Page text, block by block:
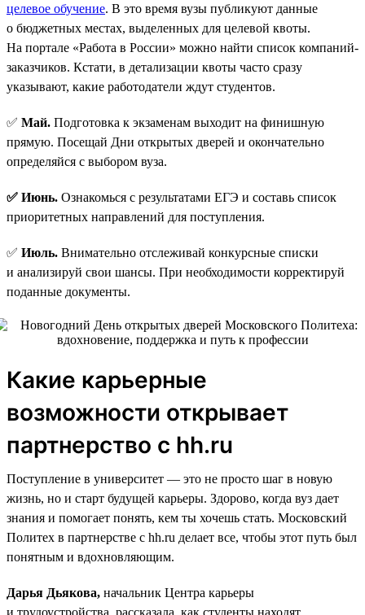
целевое обучение. В это время вузы публикуют данные
о бюджетных местах, выделенных для целевой квоты.
На портале «Работа в России» можно найти список компаний-
заказчиков. Кстати, в детализации квоты часто сразу
указывают, какие работодатели ждут студентов.
✅ Май. Подготовка к экзаменам выходит на финишную
прямую. Посещай Дни открытых дверей и окончательно
определяйся с выбором вуза.
✅ Июнь. Ознакомься с результатами ЕГЭ и составь список
приоритетных направлений для поступления.
✅ Июль. Внимательно отслеживай конкурсные списки
и анализируй свои шансы. При необходимости корректируй
поданные документы.
Какие карьерные
возможности открывает
партнерство с hh.ru
Поступление в университет — это не просто шаг в новую
жизнь, но и старт будущей карьеры. Здорово, когда вуз дает
знания и помогает понять, кем ты хочешь стать. Московский
Политех в партнерстве с hh.ru делает все, чтобы этот путь был
понятным и вдохновляющим.
Дарья Дьякова, начальник Центра карьеры
и трудоустройства, рассказала, как студенты находят